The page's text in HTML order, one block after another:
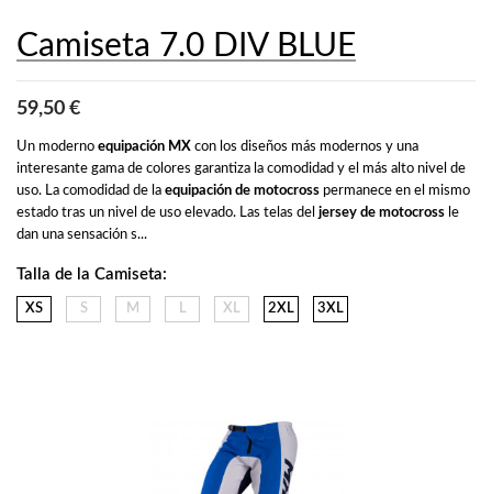
Camiseta 7.0 DIV BLUE
59,50 €
Un moderno equipación MX con los diseños más modernos y una
interesante gama de colores garantiza la comodidad y el más alto nivel de
uso. La comodidad de la equipación de motocross permanece en el mismo
estado tras un nivel de uso elevado. Las telas del jersey de motocross le
dan una sensación s...
Talla de la Camiseta:
XS S M L XL 2XL 3XL